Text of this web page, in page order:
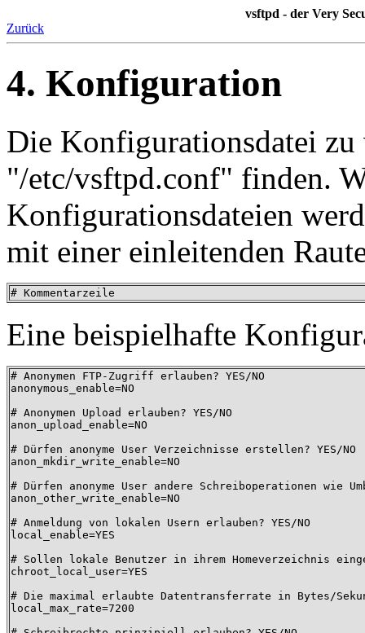
vsftpd - der Very
Zurück
4. Konfiguration
Die Konfigurationsdatei
"/etc/vsftpd.conf" finden.
Konfigurationsdateien
mit einer einleitenden
# Kommentarzeile
Eine beispielhafte
# Anonymen FTP-Zugriff erlauben? YES/NO
anonymous_enable=NO
# Anonymen Upload erlauben? YES/NO
anon_upload_enable=NO
# Dürfen anonyme User Verzeichnisse erstellen? YES/NO
anon_mkdir_write_enable=NO
# Dürfen anonyme User andere Schreiboperationen wie
anon_other_write_enable=NO
# Anmeldung von lokalen Usern erlauben? YES/NO
local_enable=YES
# Sollen lokale Benutzer in ihrem Homeverzeichnis
chroot_local_user=YES
# Die maximal erlaubte Datentransferrate in Bytes/
local_max_rate=7200